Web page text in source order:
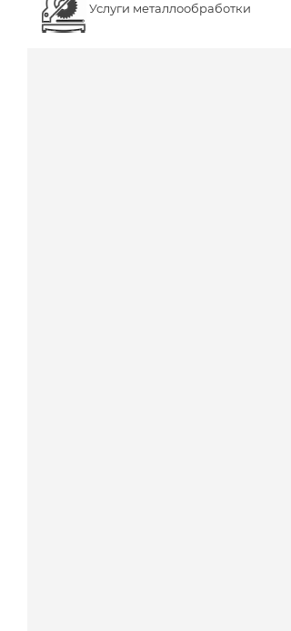
Услуги металлообработки